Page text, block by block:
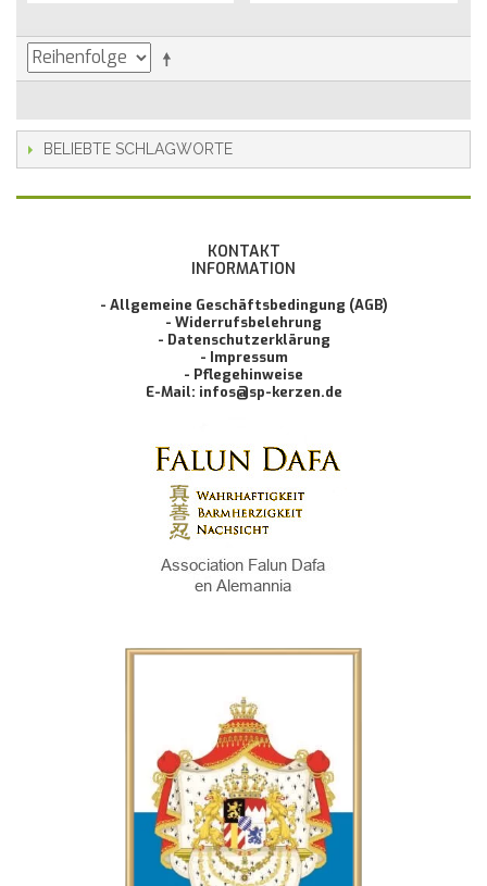
BELIEBTE SCHLAGWORTE
KONTAKT
INFORMATION
- Allgemeine Geschäftsbedingung (AGB)
- Widerrufsbelehrung
- Datenschutzerklärung
- Impressum
- Pflegehinweise
E-Mail: infos@sp-kerzen.de